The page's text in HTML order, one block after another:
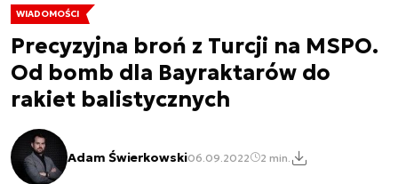
WIADOMOŚCI
Precyzyjna broń z Turcji na MSPO.
Od bomb dla Bayraktarów do
rakiet balistycznych
Adam Świerkowski06.09.2022 2 min.